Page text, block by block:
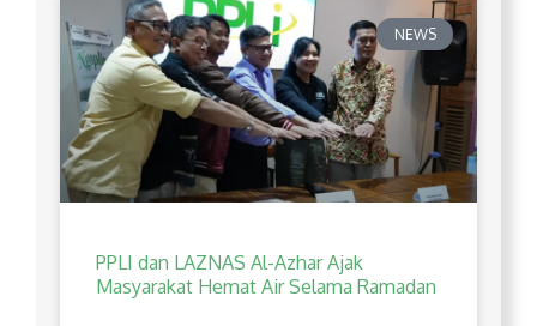
NEWS
PPLI dan LAZNAS Al-Azhar Ajak
Masyarakat Hemat Air Selama Ramadan